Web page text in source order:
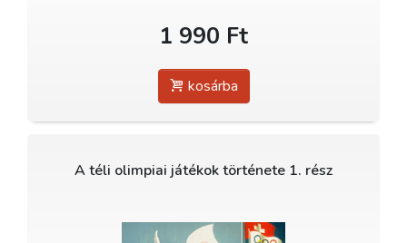
1 990 Ft
kosárba
A téli olimpiai játékok története 1. rész